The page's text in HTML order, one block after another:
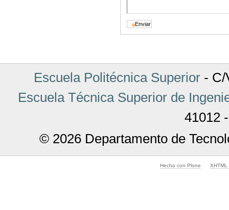
Escuela Politécnica Superior- C/
Escuela Técnica Superior de
41012
© 2026 Departamento de
Hecho con Plone XHTML